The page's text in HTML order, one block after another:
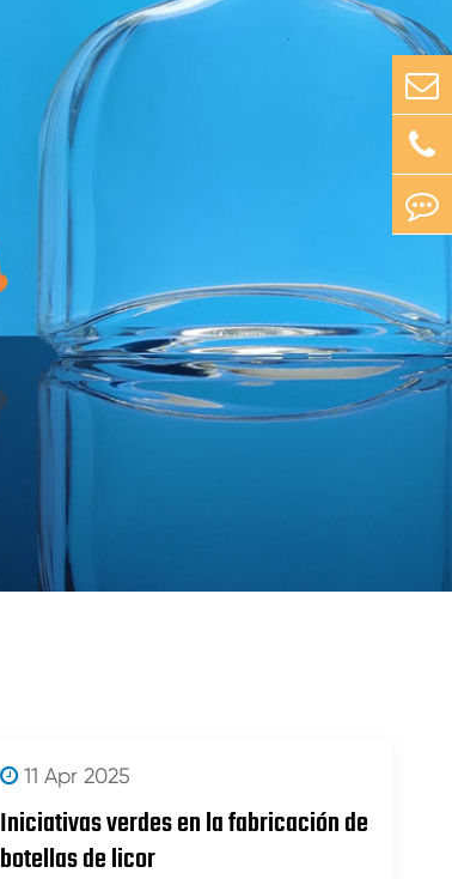
11 Apr 2025
Iniciativas verdes en la fabricación de
botellas de licor